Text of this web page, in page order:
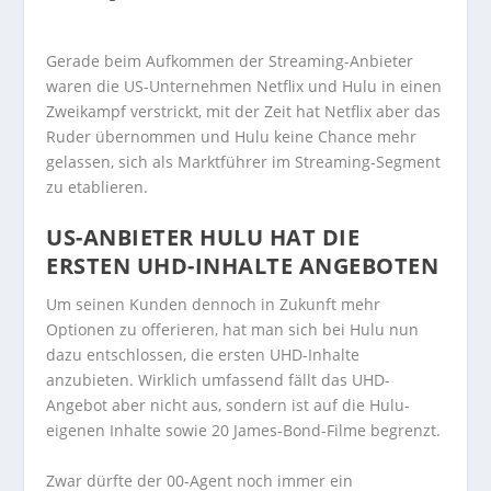
Gerade beim Aufkommen der Streaming-Anbieter
waren die US-Unternehmen Netflix und Hulu in einen
Zweikampf verstrickt, mit der Zeit hat Netflix aber das
Ruder übernommen und Hulu keine Chance mehr
gelassen, sich als Marktführer im Streaming-Segment
zu etablieren.
US-ANBIETER HULU HAT DIE
ERSTEN UHD-INHALTE ANGEBOTEN
Um seinen Kunden dennoch in Zukunft mehr
Optionen zu offerieren, hat man sich bei Hulu nun
dazu entschlossen, die ersten UHD-Inhalte
anzubieten. Wirklich umfassend fällt das UHD-
Angebot aber nicht aus, sondern ist auf die Hulu-
eigenen Inhalte sowie 20 James-Bond-Filme begrenzt.
Zwar dürfte der 00-Agent noch immer ein